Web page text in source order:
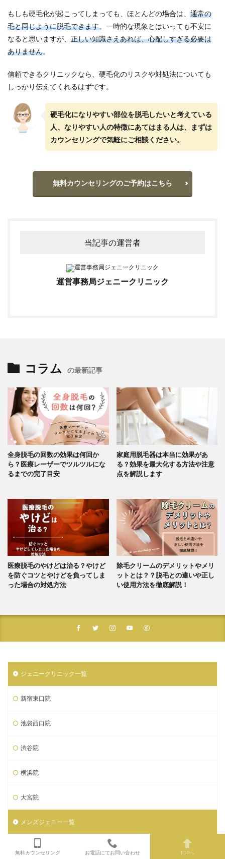
もしも硬毛化が起こってしまっても、ほとんどの場合は、 通常の
毛と同じように脱毛できます。一時的な現象とはいっても不安に
なると思いますが、 正しい知識さえあれば、心配しすぎる必要は
ありません。
信頼できるクリニックなら、硬毛化のリスクや対処法についても
しっかり伝えてくれるはずです。
硬毛化になりやすい部位を脱毛したいと考えている
人、なりやすい人の特徴にあてはまる人は、まずは
カウンセリングで気軽にご相談ください。
無料カウンセリングのご予約はこちら
当記事の運営者
運営事務局ジェニークリニック
コラム の最新記事
全身脱毛の回数の効果は何回か
ら？医療レーザーでツルツルにな
るまでの完了目安
家庭用脱毛器は本当に効果があ
る？効果を最大化する方法や注意
点を解説します
医療脱毛のやけどは治る？やけど
を防ぐコツとやけどを負ってしま
った場合の対処方法
除毛クリームのデメリットやメリ
ットとは？？脱毛との違いや正し
い使用方法を徹底解説！
ジェニークリニック一覧
新宿東口院
池袋西口院
渋谷院
横浜院
大宮院
メンズジェニー一覧
メンズジェニー新宿南口
無料カウンセリング お電話にてお問い合わせ TOPへ